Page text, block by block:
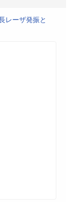
レーザ発振と